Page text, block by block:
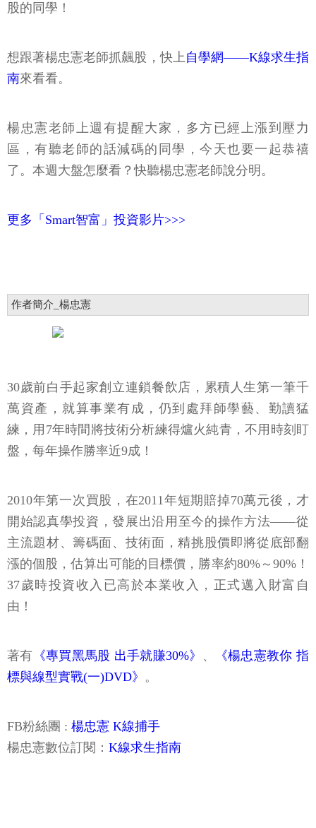
股的同學！
想跟著楊忠憲老師抓飆股，快上自學網——K線求生指
南來看看。
楊忠憲老師上週有提醒大家，多方已經上漲到壓力
區，有聽老師的話減碼的同學，今天也要一起恭禧
了。本週大盤怎麼看？快聽楊忠憲老師說分明。
更多「Smart智富」投資影片>>>
作者簡介_楊忠憲
30歲前白手起家創立連鎖餐飲店，累積人生第一筆千
萬資產，就算事業有成，仍到處拜師學藝、勤讀猛
練，用7年時間將技術分析練得爐火純青，不用時刻盯
盤，每年操作勝率近9成！
2010年第一次買股，在2011年短期賠掉70萬元後，才
開始認真學投資，發展出沿用至今的操作方法——從
主流題材、籌碼面、技術面，精挑股價即將從底部翻
漲的個股，估算出可能的目標價，勝率約80%～90%！
37歲時投資收入已高於本業收入，正式邁入財富自
由！
著有 《專買黑馬股 出手就賺30%》 、
《楊忠憲教你 指
標與線型實戰(一)DVD》 。
FB粉絲團 : 楊忠憲 K線捕手
楊忠憲數位訂閱： K線求生指南